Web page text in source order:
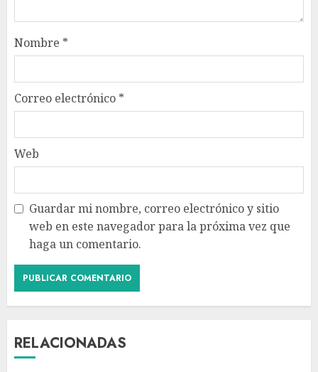
Nombre *
Correo electrónico *
Web
Guardar mi nombre, correo electrónico y sitio
web en este navegador para la próxima vez que
haga un comentario.
RELACIONADAS